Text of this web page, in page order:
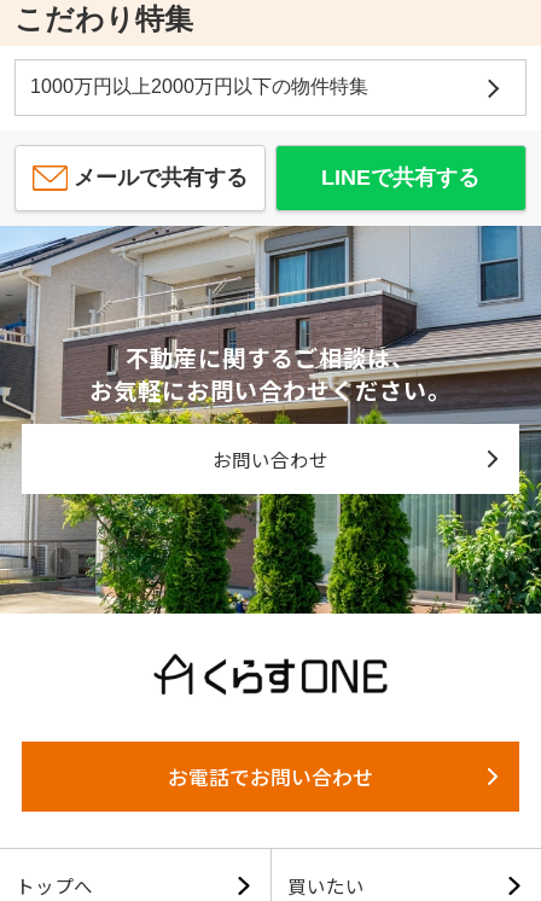
こだわり特集
1000万円以上2000万円以下の物件特集
メールで共有する LINEで共有する
不動産に関するご相談は、
お気軽にお問い合わせください。
お問い合わせ
お電話でお問い合わせ
トップへ 買いたい